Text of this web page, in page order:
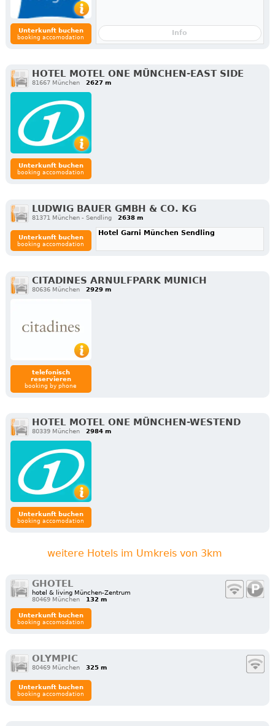
Unterkunft buchen
booking accomodation
Info
HOTEL MOTEL ONE MÜNCHEN-EAST SIDE
81667 München 2627 m
Unterkunft buchen
booking accomodation
LUDWIG BAUER GMBH & CO. KG
81371 München - Sendling 2638 m
Unterkunft buchen
booking accomodation
Hotel Garni München Sendling
CITADINES ARNULFPARK MUNICH
80636 München 2929 m
telefonisch
reservieren
booking by phone
HOTEL MOTEL ONE MÜNCHEN-WESTEND
80339 München 2984 m
Unterkunft buchen
booking accomodation
weitere Hotels im Umkreis von 3km
GHOTEL
hotel & living München-Zentrum
80469 München
132 m
Unterkunft buchen
booking accomodation
OLYMPIC
80469 München 325 m
Unterkunft buchen
booking accomodation